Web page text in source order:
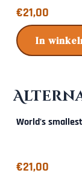
Prijs: 21,00
€21,00
In
World's
Prijs: 21,00
€21,00